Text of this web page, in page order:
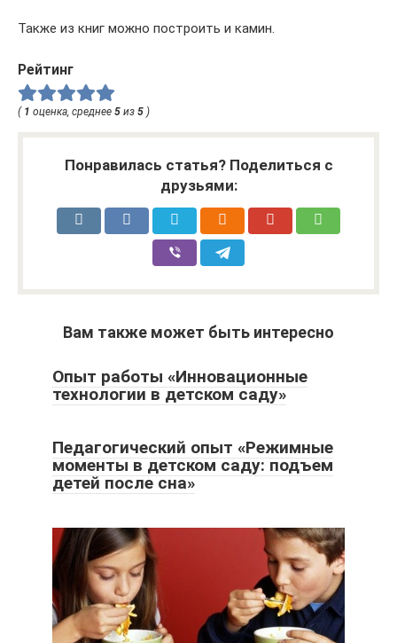
Также из книг можно построить и камин.
Рейтинг
( 1 оценка, среднее 5 из 5 )
Понравилась статья? Поделиться с
друзьями:
Вам также может быть интересно
Опыт работы «Инновационные
технологии в детском саду»
Педагогический опыт «Режимные
моменты в детском саду: подъем
детей после сна»